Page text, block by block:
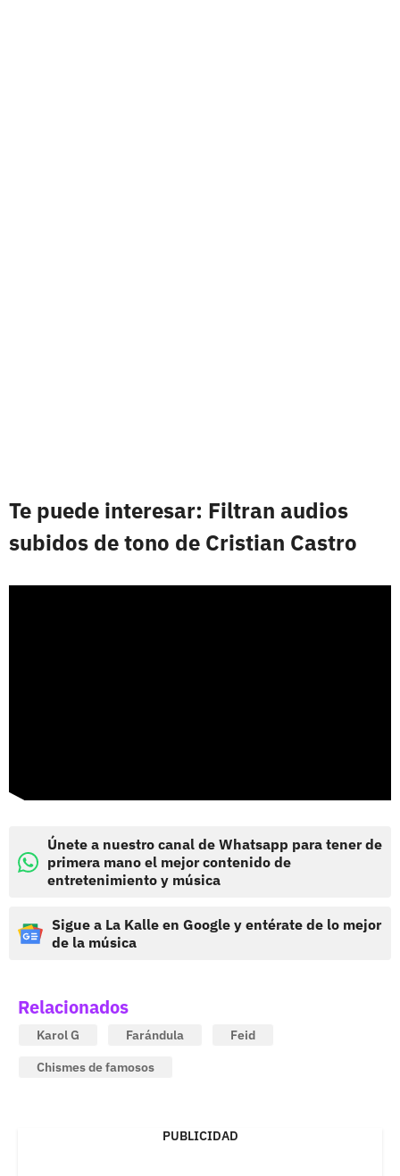
Te puede interesar: Filtran audios
subidos de tono de Cristian Castro
Únete a nuestro canal de Whatsapp para tener de
primera mano el mejor contenido de
entretenimiento y música
Sigue a La Kalle en Google y entérate de lo mejor
de la música
Relacionados
Karol G Farándula
Feid
Chismes de famosos
PUBLICIDAD